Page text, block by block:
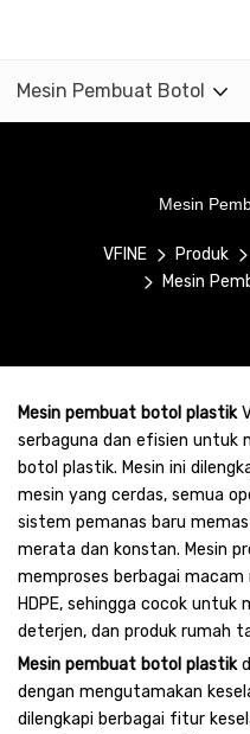
Mesin Pembuat Botol
Mesin
VFINE Produk
Mesin
Mesin pembuat botol plastik
serbaguna dan efisien untuk
botol plastik. Mesin ini
mesin yang cerdas, semua
sistem pemanas baru
merata dan konstan. Mesin
memproses berbagai
HDPE, sehingga cocok
deterjen, dan produk rumah
Mesin pembuat botol plastik
dengan mengutamakan
dilengkapi berbagai fitur